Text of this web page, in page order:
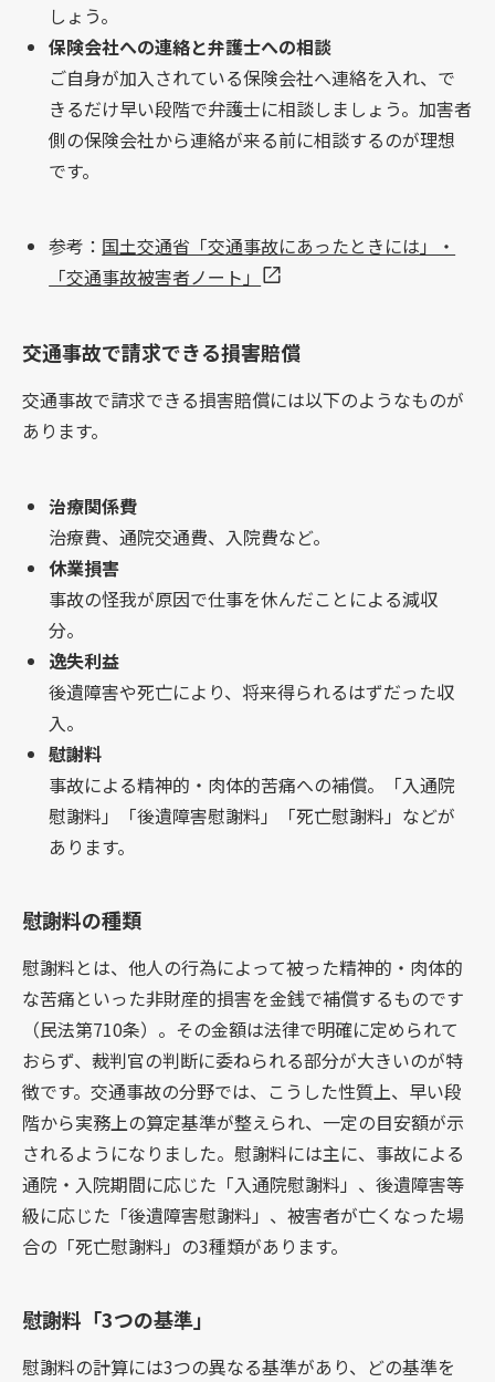
しょう。
保険会社への連絡と弁護士への相談
ご自身が加入されている保険会社へ連絡を入れ、で
きるだけ早い段階で弁護士に相談しましょう。加害者
側の保険会社から連絡が来る前に相談するのが理想
です。
参考： 国土交通省「交通事故にあったときには」・
「交通事故被害者ノート」
交通事故で請求できる損害賠償
交通事故で請求できる損害賠償には以下のようなものが
あります。
治療関係費
治療費、通院交通費、入院費など。
休業損害
事故の怪我が原因で仕事を休んだことによる減収
分。
逸失利益
後遺障害や死亡により、将来得られるはずだった収
入。
慰謝料
事故による精神的・肉体的苦痛への補償。「入通院
慰謝料」「後遺障害慰謝料」「死亡慰謝料」などが
あります。
慰謝料の種類
慰謝料とは、他人の行為によって被った精神的・肉体的
な苦痛といった非財産的損害を金銭で補償するものです
（民法第710条）。その金額は法律で明確に定められて
おらず、裁判官の判断に委ねられる部分が大きいのが特
徴です。交通事故の分野では、こうした性質上、早い段
階から実務上の算定基準が整えられ、一定の目安額が示
されるようになりました。慰謝料には主に、事故による
通院・入院期間に応じた「入通院慰謝料」、後遺障害等
級に応じた「後遺障害慰謝料」、被害者が亡くなった場
合の「死亡慰謝料」の3種類があります。
慰謝料「3つの基準」
慰謝料の計算には3つの異なる基準があり、どの基準を